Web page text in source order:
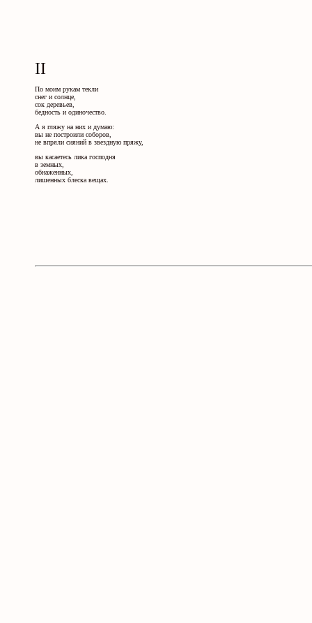
II
По моим рукам текли
снег и солнце,
сок деревьев,
бедность и одиночество.
А я гляжу на них и думаю:
вы не построили соборов,
не впряли сияний в звездную пряжу,
вы касаетесь лика господня
в земных,
обнаженных,
лишенных блеска вещах.